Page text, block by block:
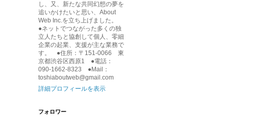
し、又、新たな共同幻想の夢を
追いかけたいと思い、About
Web Inc.を立ち上げました。
●ネットでつながった多くの独
立人たちと協創して個人、零細
企業の起業、支援が主な業務で
す。 ●住所：〒151-0066 東
京都渋谷区西原1 ●電話：
090-1662-8323 ●Mail：
toshiaboutweb@gmail.com
詳細プロフィールを表示
フォロワー